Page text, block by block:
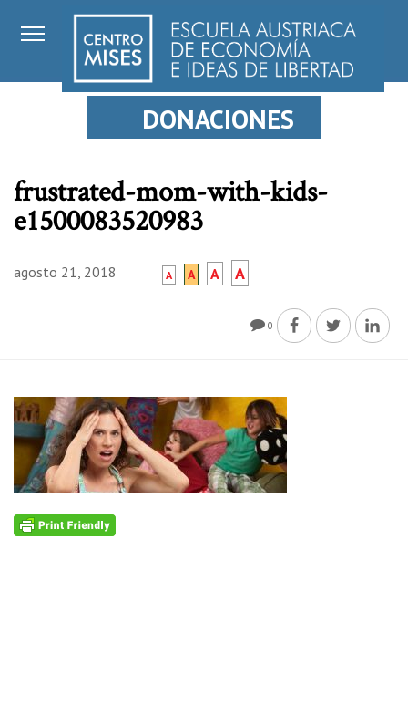
DONACIONES
frustrated-mom-with-kids-
e1500083520983
agosto 21, 2018 A A A A
0